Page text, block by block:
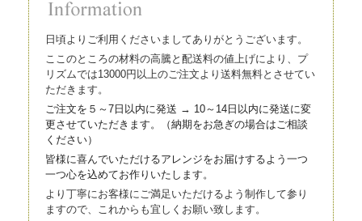
日頃よりご利用くださいましてありがとうございます。
ここのところの材料の高騰と配送料の値上げにより、プ
リズムでは13000円以上のご注文より送料無料とさせてい
ただきます。
ご注文を５～7日以内に発送 → 10～14日以内に発送に変
更させていただきます。（納期をお急ぎの場合はご相談
ください）
皆様に喜んでいただけるアレンジをお届けするよう一つ
一つ心を込めてお作りいたします。
より丁寧にお客様にご満足いただけるよう制作して参り
ますので、これからも宜しくお願い致します。